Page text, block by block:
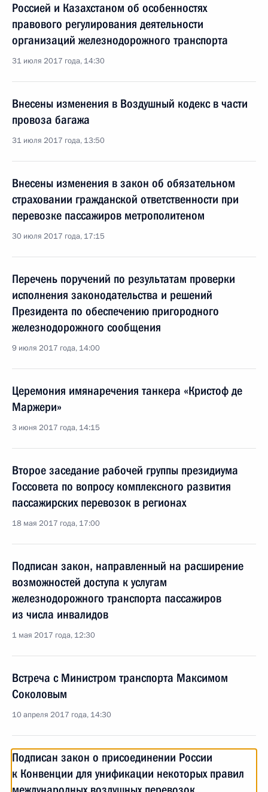
Россией и Казахстаном об особенностях
правового регулирования деятельности
организаций железнодорожного транспорта
31 июля 2017 года, 14:30
Внесены изменения в Воздушный кодекс в части
провоза багажа
31 июля 2017 года, 13:50
Внесены изменения в закон об обязательном
страховании гражданской ответственности при
перевозке пассажиров метрополитеном
30 июля 2017 года, 17:15
Перечень поручений по результатам проверки
исполнения законодательства и решений
Президента по обеспечению пригородного
железнодорожного сообщения
9 июля 2017 года, 14:00
Церемония имянаречения танкера «Кристоф де
Маржери»
3 июня 2017 года, 14:15
Второе заседание рабочей группы президиума
Госсовета по вопросу комплексного развития
пассажирских перевозок в регионах
18 мая 2017 года, 17:00
Подписан закон, направленный на расширение
возможностей доступа к услугам
железнодорожного транспорта пассажиров
из числа инвалидов
1 мая 2017 года, 12:30
Встреча с Министром транспорта Максимом
Соколовым
10 апреля 2017 года, 14:30
Подписан закон о присоединении России
к Конвенции для унификации некоторых правил